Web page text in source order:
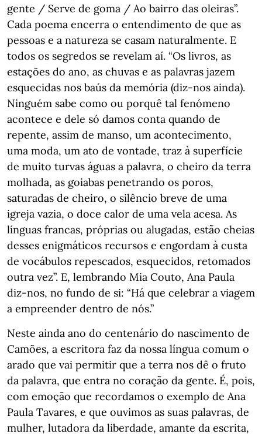
gente / Serve de goma / Ao bairro das oleiras”.
Cada poema encerra o entendimento de que as
pessoas e a natureza se casam naturalmente. E
todos os segredos se revelam aí. “Os livros, as
estações do ano, as chuvas e as palavras jazem
esquecidas nos baús da memória (diz-nos ainda).
Ninguém sabe como ou porquê tal fenómeno
acontece e dele só damos conta quando de
repente, assim de manso, um acontecimento,
uma moda, um ato de vontade, traz à superfície
de muito turvas águas a palavra, o cheiro da terra
molhada, as goiabas penetrando os poros,
saturadas de cheiro, o silêncio breve de uma
igreja vazia, o doce calor de uma vela acesa. As
línguas francas, próprias ou alugadas, estão cheias
desses enigmáticos recursos e engordam à custa
de vocábulos repescados, esquecidos, retomados
outra vez”. E, lembrando Mia Couto, Ana Paula
diz-nos, no fundo de si: “Há que celebrar a viagem
a empreender dentro de nós.”
Neste ainda ano do centenário do nascimento de
Camões, a escritora faz da nossa língua comum o
arado que vai permitir que a terra nos dê o fruto
da palavra, que entra no coração da gente. É, pois,
com emoção que recordamos o exemplo de Ana
Paula Tavares, e que ouvimos as suas palavras, de
mulher, lutadora da liberdade, amante da escrita,